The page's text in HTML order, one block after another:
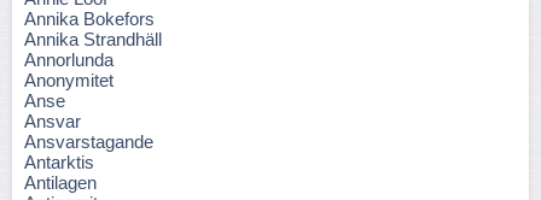
Annika Bokefors
Annika Strandhäll
Annorlunda
Anonymitet
Anse
Ansvar
Ansvarstagande
Antarktis
Antilagen